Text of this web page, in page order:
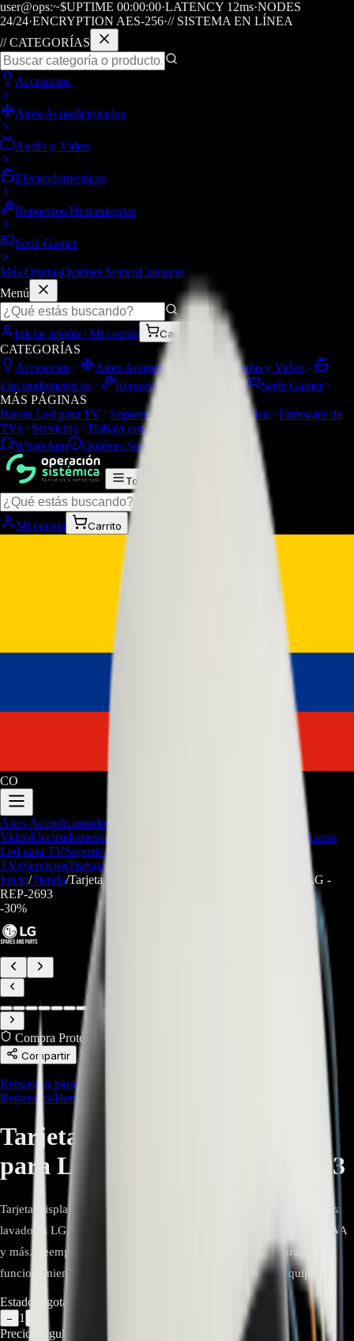
user@ops:~$UPTIME 00:00:00·LATENCY 12ms·NODES
24/24·ENCRYPTION AES-256·// SISTEMA EN LÍNEA
// CATEGORÍAS
Accesorios
Aires Acondicionados
Audio y Video
Electrodomesticos
Repuestos/Herramientas
Seríe Gamer
Más OfertasQuiénes SomosContacto
Menú
Iniciar sesión / Mi cuenta Carrito
CATEGORÍAS
Accesorios
Aires Acondicionados
Audio y Video
Electrodomesticos
Repuestos/Herramientas
Seríe Gamer
MÁS PÁGINAS
Barras Led para TV
Soporte Técnico LGP/Acrilico
Firmware de
TVs
Servicios
Trabaja con nosotros
WhatsApp
Quiénes Somos
Todas las categorías
Mi cuenta Carrito
CO
Aires Acondicionados
VideoElectrodomesticos
Barras
Led para TVSoporte Técnico
TVsServiciosTrabaja con nosotros
Inicio/Tienda/Tarjeta Display 6871EN1009Z para Lavadoras LG -
REP-2693
-30%
Compra Protegida
Compartir
Repuestos para Neveras
Repuestos/Herramientas
Tarjeta Display 6871EN1009Z
para Lavadoras LG - REP-2693
Tarjeta Display EBR83079903 es una tarjeta electrónica original para
lavadoras LG, compatible con modelos WM3470HVA, WM3470HWA
y más. Reemplaza eficazmente paneles defectuosos, asegurando un
funcionamiento óptimo del sistema de control frontal del equipo.
Estado: Agotado
− 1
Precio Regular: